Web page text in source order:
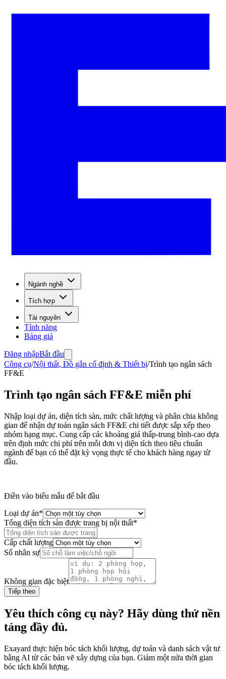
Ngành nghề
Tích hợp
Tài nguyên
Tính năng
Bảng giá
Đăng nhậpBắt đầu
Công cụ/Nội thất, Đồ gắn cố định & Thiết bị/Trình tạo ngân sách
FF&E
Trình tạo ngân sách FF&E miễn phí
Nhập loại dự án, diện tích sàn, mức chất lượng và phân chia không
gian để nhận dự toán ngân sách FF&E chi tiết được sắp xếp theo
nhóm hạng mục. Cung cấp các khoảng giá thấp-trung bình-cao dựa
trên định mức chi phí trên mỗi đơn vị diện tích theo tiêu chuẩn
ngành để bạn có thể đặt kỳ vọng thực tế cho khách hàng ngay từ
đầu.
Điền vào biểu mẫu để bắt đầu
Loại dự án*
Tổng diện tích sàn được trang bị nội thất*
Cấp chất lượng
Số nhân sự
Không gian đặc biệt
Tiếp theo
Yêu thích công cụ này? Hãy dùng thử nền
tảng đầy đủ.
Exayard thực hiện bóc tách khối lượng, dự toán và danh sách vật tư
bằng AI từ các bản vẽ xây dựng của bạn. Giảm một nửa thời gian
bóc tách khối lượng.